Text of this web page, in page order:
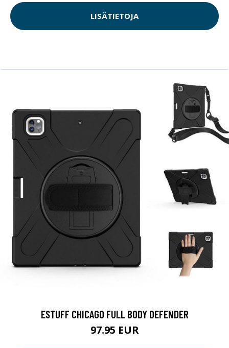
LISÄTIETOJA
ESTUFF CHICAGO FULL BODY DEFENDER
97.95 EUR